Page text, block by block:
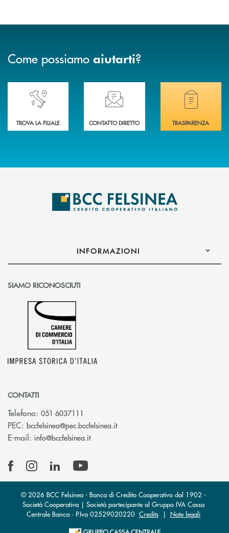
Come possiamo aiutarti?
Accedi all' elenco completo delle nostre&nbsp; filiali .
TROVA LA FILIALE
Ti serve assistenza immediata? Contattaci!
CONTATTO DIRETTO
Hai bisogno di
TRASPARENZA
INFORMAZIONI
SIAMO RICONOSCIUTI
CONTATTI
Telefono: 051 6037111
PEC: bccfelsinea@pec.bccfelsinea.it(si apre l’app di posta
E-mail: info@bccfelsinea.it(si apre l’app di posta elettronica)
© 2026 BCC Felsinea - Banca di Credito Cooperativo dal 1902 -
Società Cooperativa | Società partecipante al Gruppo IVA Cassa
Centrale Banca · P.Iva 02529020220 Credits| Note legali